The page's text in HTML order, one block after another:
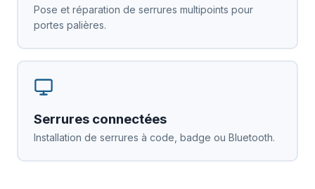
Pose et réparation de serrures multipoints pour
portes palières.
Serrures connectées
Installation de serrures à code, badge ou Bluetooth.